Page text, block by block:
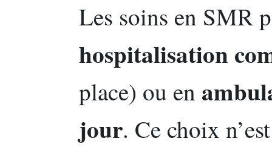
Les soins en SMR
hospitalisation
place) ou en
jour. Ce choix